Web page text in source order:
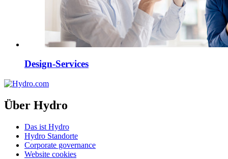
Design-Services
Über Hydro
Das ist Hydro
Hydro Standorte
Corporate governance
Website cookies